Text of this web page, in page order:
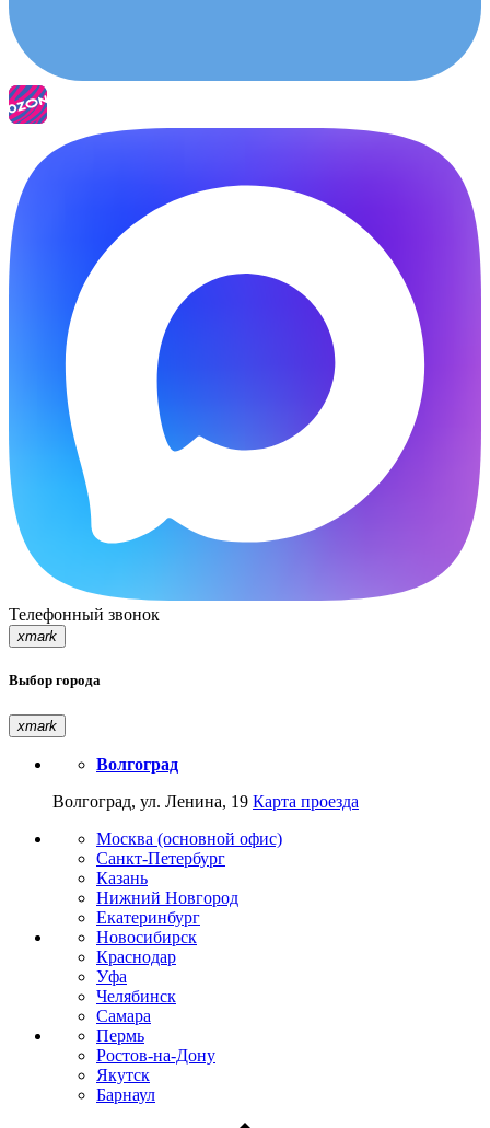
Телефонный звонок
xmark
Выбор города
xmark
Волгоград
Волгоград, ул. Ленина, 19 Карта проезда
Москва (основной офис)
Санкт-Петербург
Казань
Нижний Новгород
Екатеринбург
Новосибирск
Краснодар
Уфа
Челябинск
Самара
Пермь
Ростов-на-Дону
Якутск
Барнаул